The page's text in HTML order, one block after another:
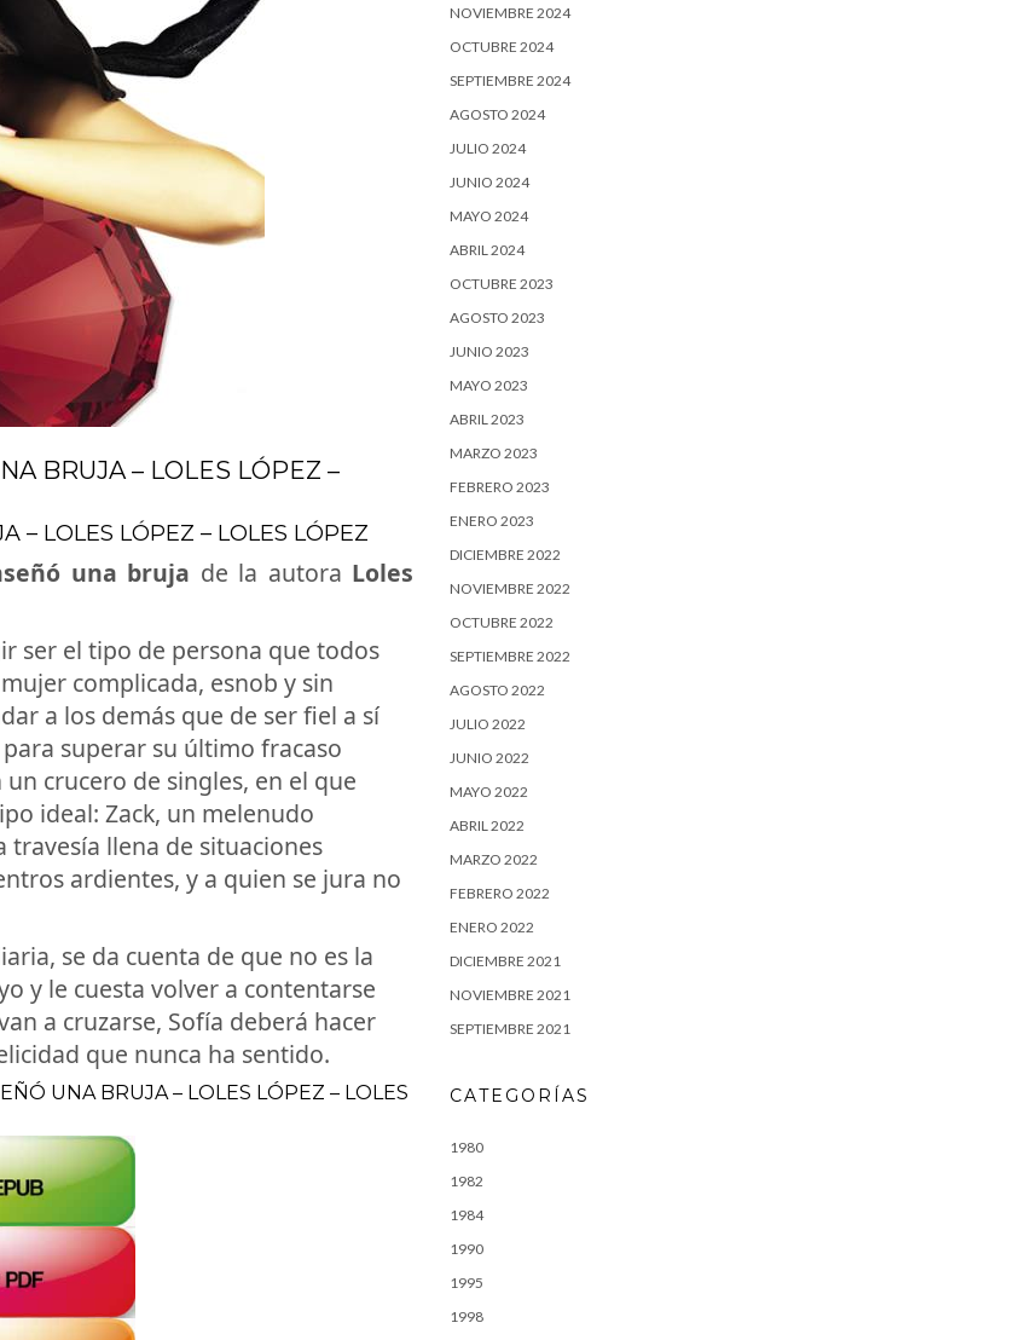
BRUJA – LOLES LÓPEZ –
– LOLES LÓPEZ – LOLES LÓPEZ
una bruja de la autora Loles
ser el tipo de persona que todos
complicada, esnob y sin
a los demás que de ser fiel a sí
superar su último fracaso
crucero de singles, en el que
ideal: Zack, un melenudo
llena de situaciones
ardientes, y a quien se jura no
se da cuenta de que no es la
y le cuesta volver a contentarse
a cruzarse, Sofía deberá hacer
que nunca ha sentido.
UNA BRUJA – LOLES LÓPEZ – LOLES
NOVIEMBRE 2024
OCTUBRE 2024
SEPTIEMBRE 2024
AGOSTO 2024
JULIO 2024
JUNIO 2024
MAYO 2024
ABRIL 2024
OCTUBRE 2023
AGOSTO 2023
JUNIO 2023
MAYO 2023
ABRIL 2023
MARZO 2023
FEBRERO 2023
ENERO 2023
DICIEMBRE 2022
NOVIEMBRE 2022
OCTUBRE 2022
SEPTIEMBRE 2022
AGOSTO 2022
JULIO 2022
JUNIO 2022
MAYO 2022
ABRIL 2022
MARZO 2022
FEBRERO 2022
ENERO 2022
DICIEMBRE 2021
NOVIEMBRE 2021
SEPTIEMBRE 2021
CATEGORÍAS
1980
1982
1984
1990
1995
1998